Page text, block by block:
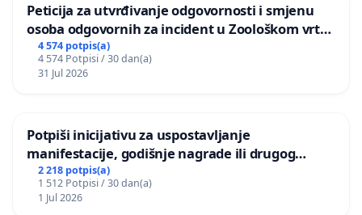
Peticija za utvrđivanje odgovornosti i smjenu
osoba odgovornih za incident u Zoološkom vrtu
Grada Zagreba
4 574 potpis(a)
4 574 Potpisi / 30 dan(a)
31 Jul 2026
Potpiši inicijativu za uspostavljanje
manifestacije, godišnje nagrade ili drugog
javnog događaja „Edin Avdić“ u Sarajevu
2 218 potpis(a)
1 512 Potpisi / 30 dan(a)
1 Jul 2026